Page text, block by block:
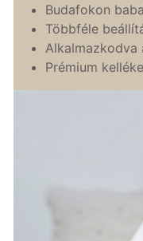
Budafokon
Többféle
Alkalmazkodva
Prémium